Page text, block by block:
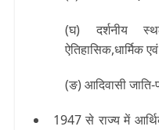
(घ) दर्शनीय
ऐतिहासिक,धार्मिक
(ङ) आदिवासी जाति-
1947 से राज्य में